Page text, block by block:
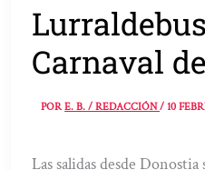
Carnaval
PORE. B. / REDACCIÓN/10
Las salidas desde